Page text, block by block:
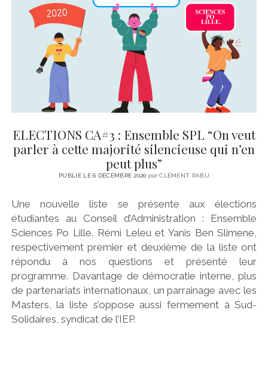
ELECTIONS CA#3 : Ensemble SPL “On veut
parler à cette majorité silencieuse qui n’en
peut plus”
PUBLIÉ LE 6 DÉCEMBRE 2020 parCLÉMENT RABU
Une nouvelle liste se présente aux élections
étudiantes au Conseil d’Administration : Ensemble
Sciences Po Lille. Rémi Leleu et Yanis Ben Slimene,
respectivement premier et deuxième de la liste ont
répondu à nos questions et présenté leur
programme. Davantage de démocratie interne, plus
de partenariats internationaux, un parrainage avec les
Masters, la liste s’oppose aussi fermement à Sud-
Solidaires, syndicat de l’IEP.